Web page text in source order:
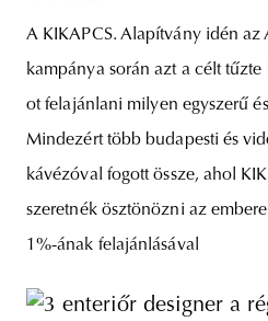
A KIKAPCS. Alapítvány idén az
kampánya során azt a célt
ot felajánlani milyen egyszerű
Mindezért több budapesti és
kávézóval fogott össze, ahol
szeretnék ösztönözni az
1%-ának felajánlásával